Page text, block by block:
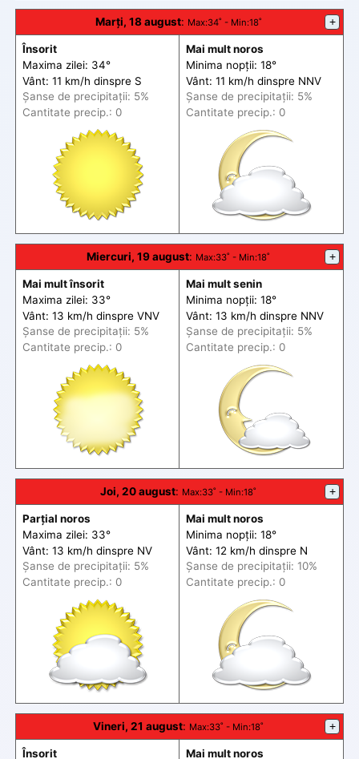
Marți, 18 august: Max:34˚ - Min:18˚ +
Însorit
Maxima zilei: 34°
Vânt: 11 km/h dinspre S
Șanse de precipitații: 5%
Cantitate precip.: 0
Mai mult noros
Minima nopții: 18°
Vânt: 11 km/h dinspre NNV
Șanse de precipitații: 5%
Cantitate precip.: 0
Miercuri, 19 august: Max:33˚ - Min:18˚ +
Mai mult însorit
Maxima zilei: 33°
Vânt: 13 km/h dinspre VNV
Șanse de precipitații: 5%
Cantitate precip.: 0
Mai mult senin
Minima nopții: 18°
Vânt: 13 km/h dinspre NNV
Șanse de precipitații: 5%
Cantitate precip.: 0
Joi, 20 august: Max:33˚ - Min:18˚ +
Parțial noros
Maxima zilei: 33°
Vânt: 13 km/h dinspre NV
Șanse de precipitații: 5%
Cantitate precip.: 0
Mai mult noros
Minima nopții: 18°
Vânt: 12 km/h dinspre N
Șanse de precipitații: 10%
Cantitate precip.: 0
Vineri, 21 august: Max:33˚ - Min:18˚ +
Însorit Mai mult noros